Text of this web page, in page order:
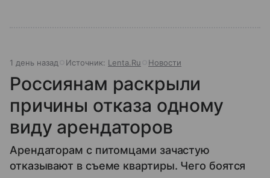
1 день назад Источник: Lenta.Ru Новости
Россиянам раскрыли
причины отказа одному
виду арендаторов
Арендаторам с питомцами зачастую
отказывают в съеме квартиры. Чего боятся